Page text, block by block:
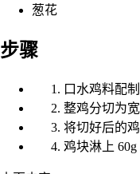
葱花
步骤
口水鸡料配
整鸡分切为
将切好后的
鸡块淋上